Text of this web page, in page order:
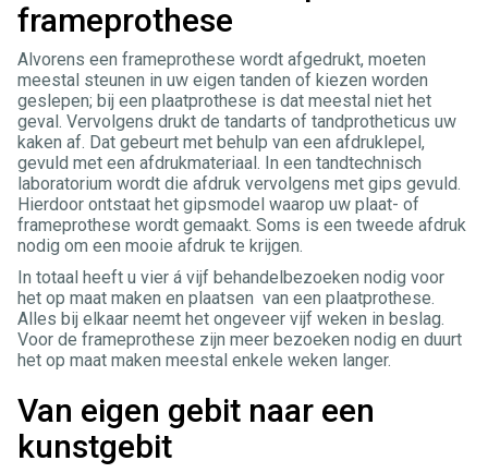
frameprothese
Alvorens een frameprothese wordt afgedrukt, moeten
meestal steunen in uw eigen tanden of kiezen worden
geslepen; bij een plaatprothese is dat meestal niet het
geval. Vervolgens drukt de tandarts of tandprotheticus uw
kaken af. Dat gebeurt met behulp van een afdruklepel,
gevuld met een afdrukmateriaal. In een tandtechnisch
laboratorium wordt die afdruk vervolgens met gips gevuld.
Hierdoor ontstaat het gipsmodel waarop uw plaat- of
frameprothese wordt gemaakt. Soms is een tweede afdruk
nodig om een mooie afdruk te krijgen.
In totaal heeft u vier á vijf behandelbezoeken nodig voor
het op maat maken en plaatsen van een plaatprothese.
Alles bij elkaar neemt het ongeveer vijf weken in beslag.
Voor de frameprothese zijn meer bezoeken nodig en duurt
het op maat maken meestal enkele weken langer.
Van eigen gebit naar een
kunstgebit